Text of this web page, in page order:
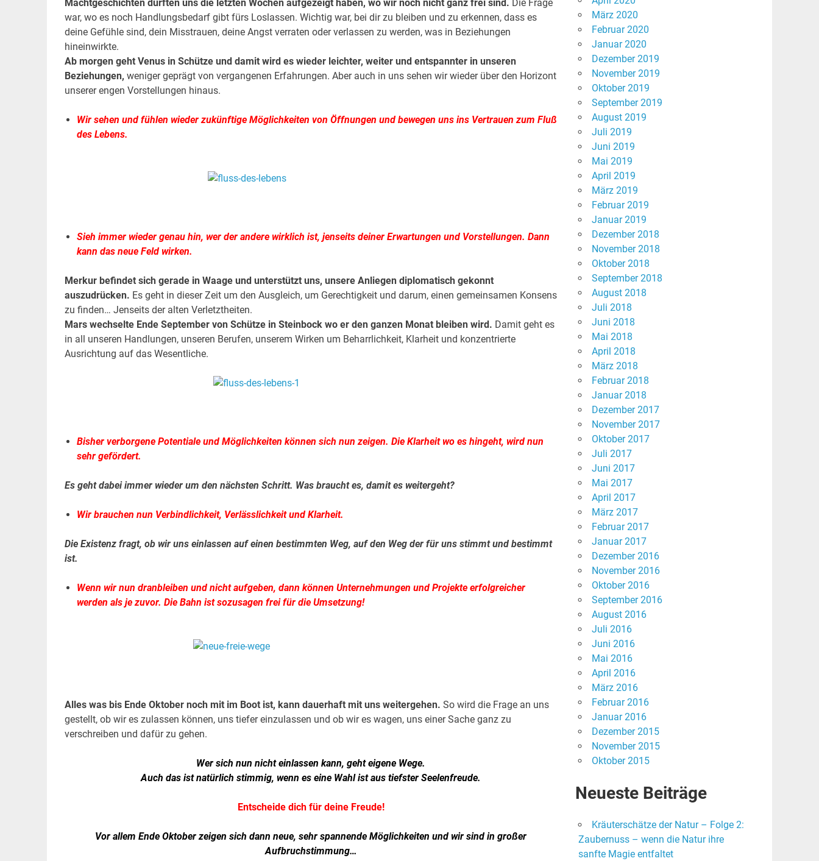
Machtgeschichten dürften uns die letzten Wochen aufgezeigt haben, wo wir noch nicht ganz frei sind. Die Frage
war, wo es noch Handlungsbedarf gibt fürs Loslassen. Wichtig war, bei dir zu bleiben und zu erkennen, dass es
deine Gefühle sind, dein Misstrauen, deine Angst verraten oder verlassen zu werden, was in Beziehungen
hineinwirkte.
Ab morgen geht Venus in Schütze und damit wird es wieder leichter, weiter und entspannter in unseren
Beziehungen, weniger geprägt von vergangenen Erfahrungen. Aber auch in uns sehen wir wieder über den Horizont
unserer engen Vorstellungen hinaus.
Wir sehen und fühlen wieder zukünftige Möglichkeiten von Öffnungen und bewegen uns ins Vertrauen zum Fluß
des Lebens.
Sieh immer wieder genau hin, wer der andere wirklich ist, jenseits deiner Erwartungen und Vorstellungen. Dann
kann das neue Feld wirken.
Merkur befindet sich gerade in Waage und unterstützt uns, unsere Anliegen diplomatisch gekonnt
auszudrücken. Es geht in dieser Zeit um den Ausgleich, um Gerechtigkeit und darum, einen gemeinsamen Konsens
zu finden… Jenseits der alten Verletztheiten.
Mars wechselte Ende September von Schütze in Steinbock wo er den ganzen Monat bleiben wird. Damit geht es
in all unseren Handlungen, unseren Berufen, unserem Wirken um Beharrlichkeit, Klarheit und konzentrierte
Ausrichtung auf das Wesentliche.
Bisher verborgene Potentiale und Möglichkeiten können sich nun zeigen. Die Klarheit wo es hingeht, wird nun
sehr gefördert.
Es geht dabei immer wieder um den nächsten Schritt. Was braucht es, damit es weitergeht?
Wir brauchen nun Verbindlichkeit, Verlässlichkeit und Klarheit.
Die Existenz fragt, ob wir uns einlassen auf einen bestimmten Weg, auf den Weg der für uns stimmt und bestimmt
ist.
Wenn wir nun dranbleiben und nicht aufgeben, dann können Unternehmungen und Projekte erfolgreicher
werden als je zuvor. Die Bahn ist sozusagen frei für die Umsetzung!
Alles was bis Ende Oktober noch mit im Boot ist, kann dauerhaft mit uns weitergehen. So wird die Frage an uns
gestellt, ob wir es zulassen können, uns tiefer einzulassen und ob wir es wagen, uns einer Sache ganz zu
verschreiben und dafür zu gehen.
Wer sich nun nicht einlassen kann, geht eigene Wege.
Auch das ist natürlich stimmig, wenn es eine Wahl ist aus tiefster Seelenfreude.
Entscheide dich für deine Freude!
Vor allem Ende Oktober zeigen sich dann neue, sehr spannende Möglichkeiten und wir sind in großer
Aufbruchstimmung…
März 2020
Februar 2020
Januar 2020
Dezember 2019
November 2019
Oktober 2019
September 2019
August 2019
Juli 2019
Juni 2019
Mai 2019
April 2019
März 2019
Februar 2019
Januar 2019
Dezember 2018
November 2018
Oktober 2018
September 2018
August 2018
Juli 2018
Juni 2018
Mai 2018
April 2018
März 2018
Februar 2018
Januar 2018
Dezember 2017
November 2017
Oktober 2017
Juli 2017
Juni 2017
Mai 2017
April 2017
März 2017
Februar 2017
Januar 2017
Dezember 2016
November 2016
Oktober 2016
September 2016
August 2016
Juli 2016
Juni 2016
Mai 2016
April 2016
März 2016
Februar 2016
Januar 2016
Dezember 2015
November 2015
Oktober 2015
Neueste Beiträge
Kräuterschätze der Natur – Folge 2:
Zaubernuss – wenn die Natur ihre
sanfte Magie entfaltet